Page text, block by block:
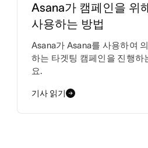
Asana가 캠페인을 위
사용하는 방법
Asana가 Asana를 사용하여
하는 타겟팅 캠페인을 진행하
요.
기사 읽기